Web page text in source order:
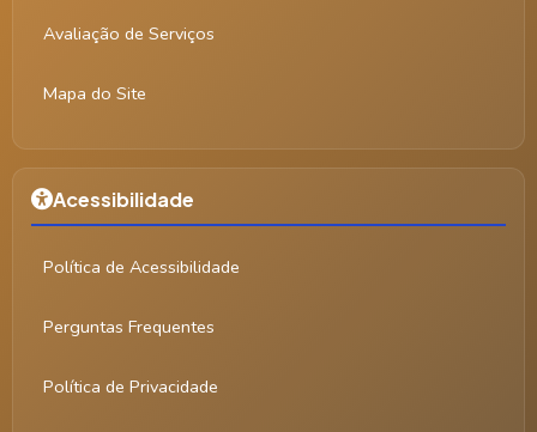
Avaliação de Serviços
Mapa do Site
Acessibilidade
Política de Acessibilidade
Perguntas Frequentes
Política de Privacidade